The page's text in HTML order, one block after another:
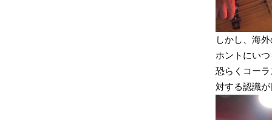
しかし、海
ホントにい
恐らくコー
対する認識